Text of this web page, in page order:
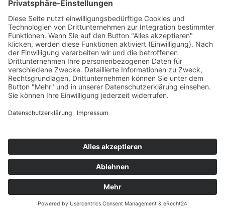
REZEPT TEEBEUTEL PLÄTZCHEN
REZEPT Teebeutel Kekse Kekse & Plätzchen | Die
etwas andere Teestunde Rezepte Titelbild ©...
WEITERLESEN